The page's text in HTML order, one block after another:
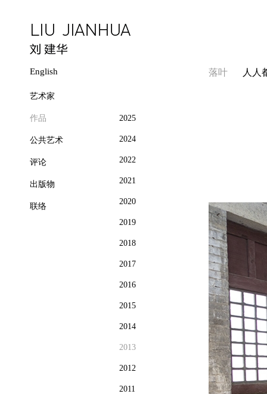
English
艺术家
作品 2025
2024
2022
2021
2020
2019
2018
2017
2016
2015
2014
2013
2012
2011
公共艺术
评论
出版物
联络
落叶 人人